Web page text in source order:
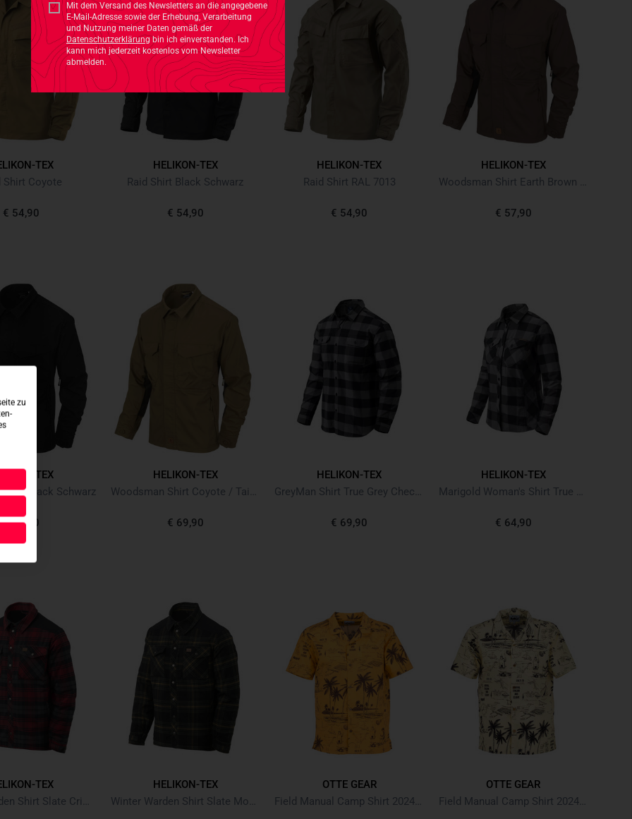
Mit dem Versand des Newsletters an die angegebene
E-Mail-Adresse sowie der Erhebung, Verarbeitung
und Nutzung meiner Daten gemäß der
Datenschutzerklärung bin ich einverstanden. Ich
kann mich jederzeit kostenlos vom Newsletter
abmelden.
TEX
Shirt Coyote
€ 54,90
HELIKON-TEX
Raid Shirt Black Schwarz
€ 54,90
HELIKON-TEX
Raid Shirt RAL 7013
€ 54,90
HELIKON-TEX
€ 57,90
TEX
Black Schwarz
€ 69,90
HELIKON-TEX
€ 69,90
HELIKON-TEX
€ 69,90
HELIKON-TEX
€ 64,90
TEX
HELIKON-TEX
OTTE GEAR
OTTE GEAR
Field Manual Camp Shirt 2024 Paper
zu